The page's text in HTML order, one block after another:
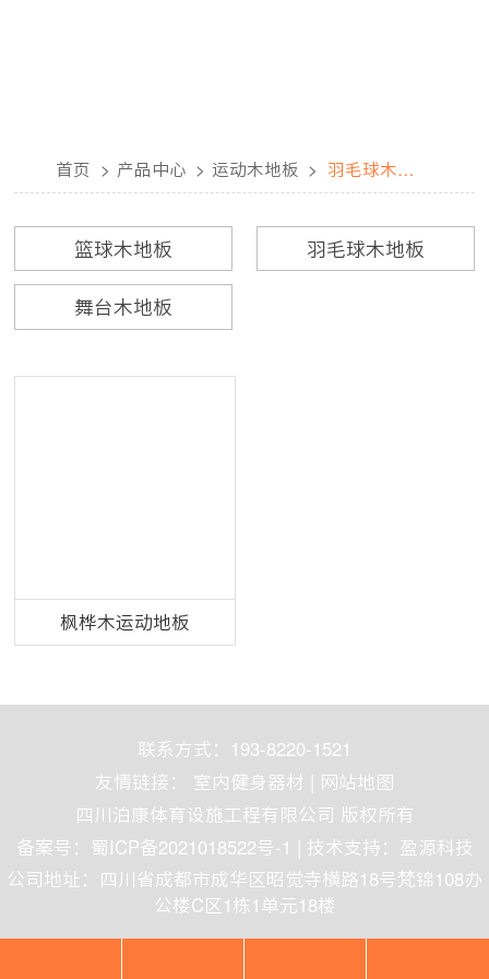
首页 > 产品中心 > 运动木地板 >
羽毛球木地
板
篮球木地板 羽毛球木地板
舞台木地板
枫桦木运动地板
联系方式：193-8220-1521
友情链接： 室内健身器材
网站地图
四川泊康体育设施工程有限公司 版权所有
备案号：
蜀ICP备2021018522号-1 | 技术支持： 盈源科技
公司地址：四川省成都市成华区昭觉寺横路18号梵锦108办
公楼C区1栋1单元18楼